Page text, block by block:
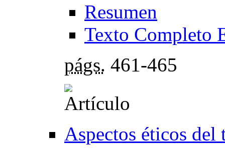
Resumen
Texto Completo
págs. 461-465
Aspectos éticos